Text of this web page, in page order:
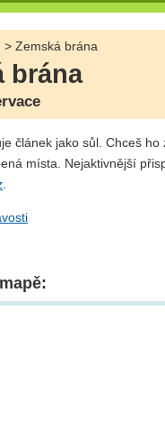
> Zemská brána
brána
článek jako sůl. Chceš ho
místa. Nejaktivnější